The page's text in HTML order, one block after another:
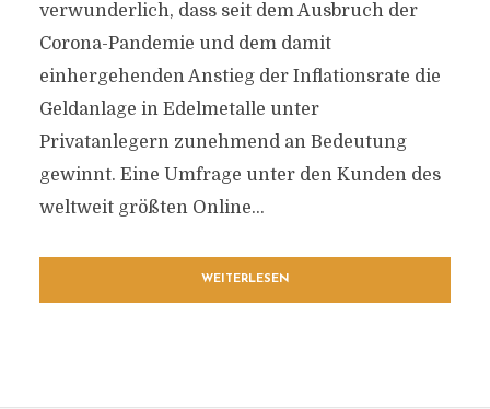
verwunderlich, dass seit dem Ausbruch der
Corona-Pandemie und dem damit
einhergehenden Anstieg der Inflationsrate die
Geldanlage in Edelmetalle unter
Privatanlegern zunehmend an Bedeutung
gewinnt. Eine Umfrage unter den Kunden des
weltweit größten Online...
WEITERLESEN